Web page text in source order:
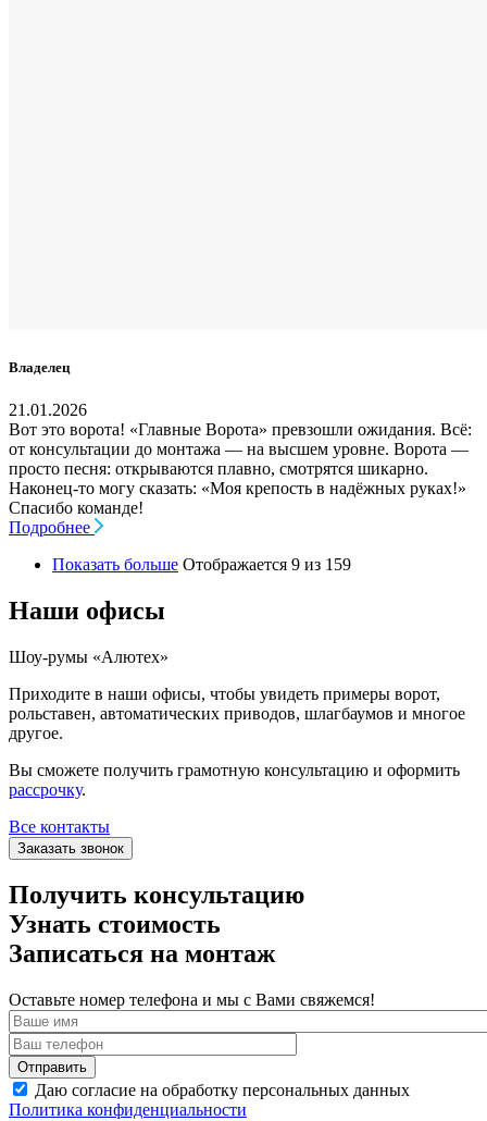
Владелец
21.01.2026
Вот это ворота! «Главные Ворота» превзошли ожидания. Всё:
от консультации до монтажа — на высшем уровне. Ворота —
просто песня: открываются плавно, смотрятся шикарно.
Наконец-то могу сказать: «Моя крепость в надёжных руках!»
Спасибо команде!
Подробнее
Показать больше Отображается 9 из 159
Наши офисы
Шоу-румы «Алютех»
Приходите в наши офисы, чтобы увидеть примеры ворот,
рольставен, автоматических приводов, шлагбаумов и многое
другое.
Вы сможете получить грамотную консультацию и оформить
рассрочку.
Все контакты
Заказать звонок
Получить консультацию
Узнать стоимость
Записаться на монтаж
Оставьте номер телефона и мы с Вами свяжемся!
Даю согласие на обработку персональных данных
Политика конфиденциальности